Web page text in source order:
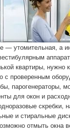
— утомительная, а
квартиры, нужно
с проверенным
парогенераторы,
для окон и
скребки,
и стиральные
отмыть окна